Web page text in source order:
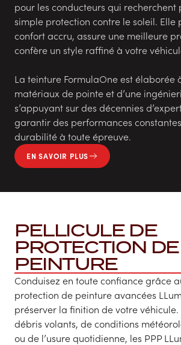
pour les conducteurs qui recherchent
simple protection contre le soleil. Elle
confort accru, assure une meilleure
confère un style raffiné à votre
La teinture FormulaOne est élaborée
matériaux de pointe et d’une
s’appuyant sur des décennies
garantir des performances
durabilité à toute épreuve.
EN SAVOIR PLUS
PELLICULE DE
PROTECTION DE
PEINTURE
Conduisez en toute confiance grâce
protection de peinture avancées
préserver la finition de votre véhicule.
débris volants, de conditions
ou de l’usure quotidienne, les PPP